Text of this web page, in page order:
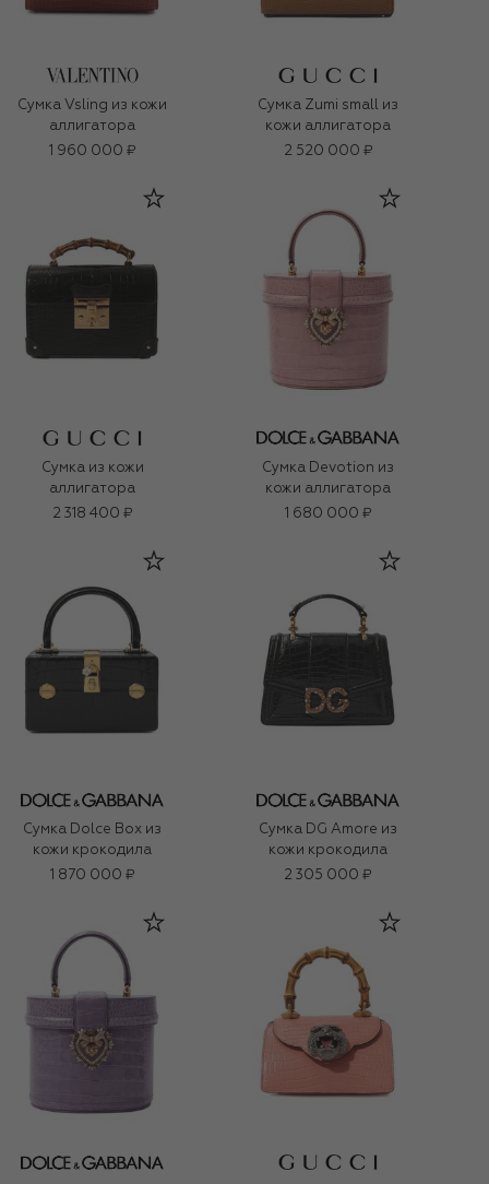
Сумка Vsling из кожи
аллигатора
1 960 000 ₽
Сумка Zumi small из
кожи аллигатора
2 520 000 ₽
Сумка из кожи
аллигатора
2 318 400 ₽
Сумка Devotion из
кожи аллигатора
1 680 000 ₽
Сумка Dolce Box из
кожи крокодила
1 870 000 ₽
Сумка DG Amore из
кожи крокодила
2 305 000 ₽